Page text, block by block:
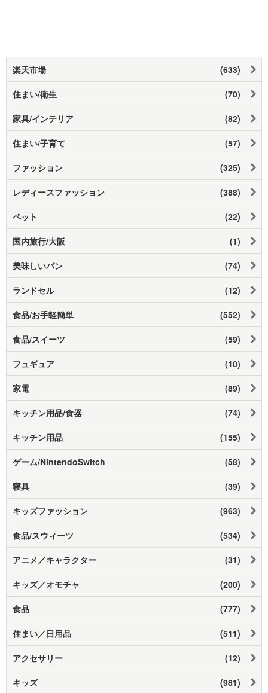
楽天市場 (633)
住まい/衛生 (70)
家具/インテリア (82)
住まい/子育て (57)
ファッション (325)
レディースファッション (388)
ペット (22)
国内旅行/大阪 (1)
美味しいパン (74)
ランドセル (12)
食品/お手軽簡単 (552)
食品/スイーツ (59)
フュギュア (10)
家電 (89)
キッチン用品/食器 (74)
キッチン用品 (155)
ゲーム/NintendoSwitch (58)
寝具 (39)
キッズファッション (963)
食品/スウィーツ (534)
アニメ／キャラクター (31)
キッズ／オモチャ (200)
食品 (777)
住まい／日用品 (511)
アクセサリー (12)
キッズ (981)